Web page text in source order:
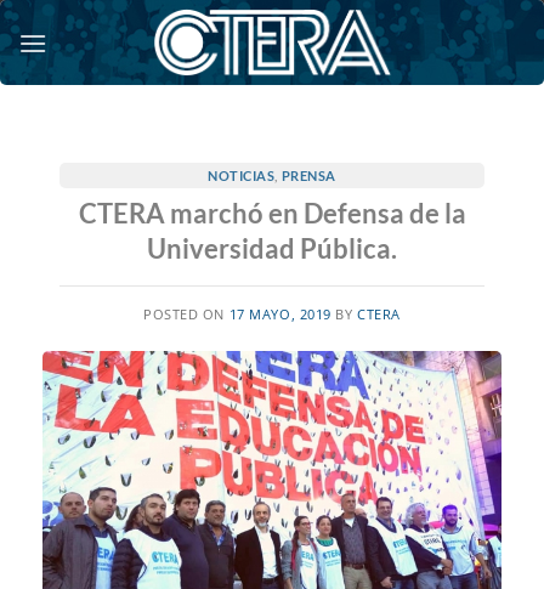
Saltar
al
contenido
NOTICIAS PRENSA
CTERA marchó en Defensa de la
Universidad Pública.
POSTED ON 17 MAYO, 2019 BYCTERA